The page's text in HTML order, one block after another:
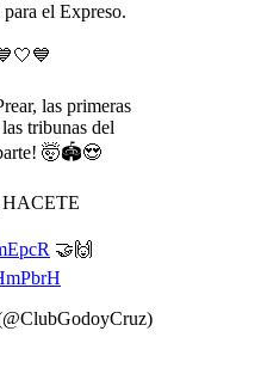
el Expreso.
las primeras
tribunas del
🤯🏟️😍
HACETE
🤝🙌